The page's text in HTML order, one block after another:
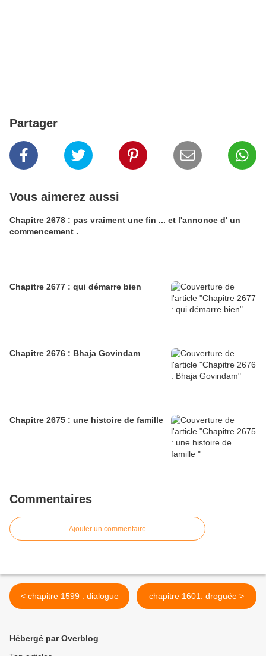
Partager
Vous aimerez aussi
Chapitre 2678 : pas vraiment une fin ... et l'annonce d' un
commencement .
Chapitre 2677 : qui démarre bien
Chapitre 2676 : Bhaja Govindam
Chapitre 2675 : une histoire de famille
Commentaires
Ajouter un commentaire
< chapitre 1599 : dialogue chapitre 1601: droguée >
Hébergé par Overblog